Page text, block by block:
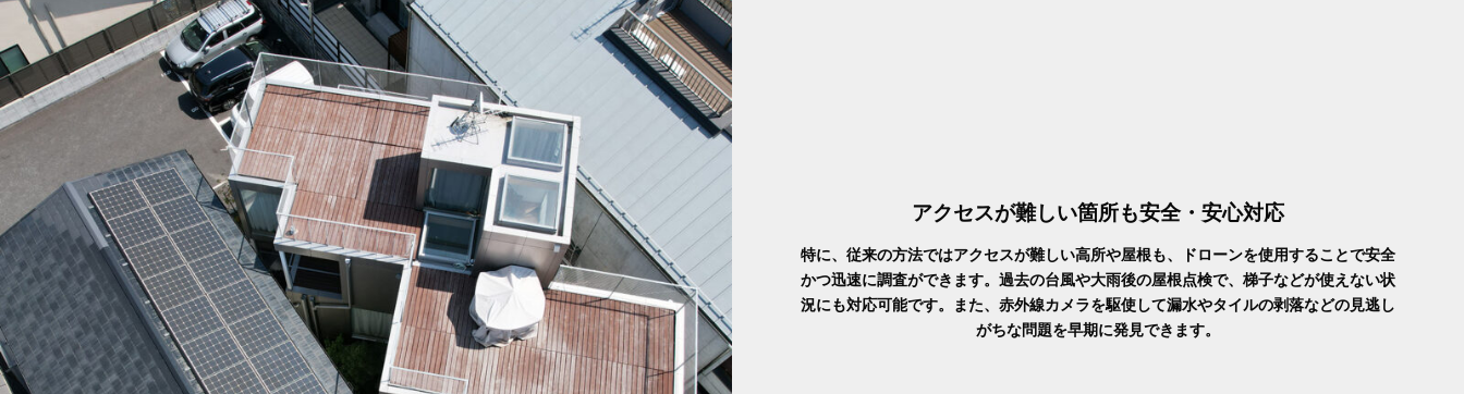
アクセスが難しい箇所も安全・安心対応
特に、従来の方法ではアクセスが難しい高所や屋根も、ドローンを使用することで安全
かつ迅速に調査ができます。過去の台風や大雨後の屋根点検で、梯子などが使えない状
況にも対応可能です。また、赤外線カメラを駆使して漏水やタイルの剥落などの見逃し
がちな問題を早期に発見できます。